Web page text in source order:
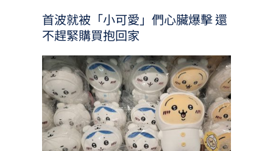
首波就被「小可愛」們心臟爆擊 還
不趕緊購買抱回家